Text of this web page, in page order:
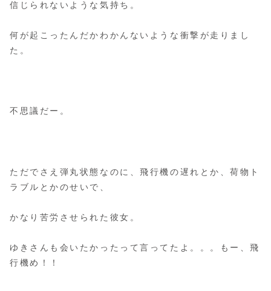
信じられないような気持ち。
何が起こったんだかわかんないような衝撃が走りまし
た。
不思議だー。
ただでさえ弾丸状態なのに、飛行機の遅れとか、荷物ト
ラブルとかのせいで、
かなり苦労させられた彼女。
ゆきさんも会いたかったって言ってたよ。。。もー、飛
行機め！！